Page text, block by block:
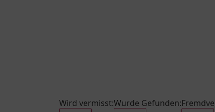
Wird vermisst:Wurde Gefunden: